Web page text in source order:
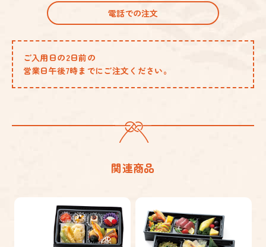
電話での注文
ご入用日の2日前の
営業日午後7時までにご注文ください。
関連商品